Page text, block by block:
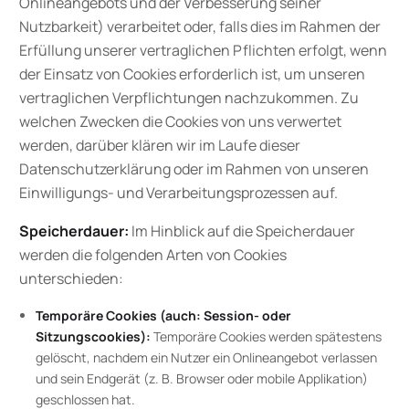
Nutzbarkeit) verarbeitet oder, falls dies im Rahmen der
Erfüllung unserer vertraglichen Pflichten erfolgt, wenn
der Einsatz von Cookies erforderlich ist, um unseren
vertraglichen Verpflichtungen nachzukommen. Zu
welchen Zwecken die Cookies von uns verwertet
werden, darüber klären wir im Laufe dieser
Datenschutzerklärung oder im Rahmen von unseren
Einwilligungs- und Verarbeitungsprozessen auf.
Speicherdauer: Im Hinblick auf die Speicherdauer
werden die folgenden Arten von Cookies
unterschieden:
Temporäre Cookies (auch: Session- oder
Sitzungscookies): Temporäre Cookies werden spätestens
gelöscht, nachdem ein Nutzer ein Onlineangebot verlassen
und sein Endgerät (z. B. Browser oder mobile Applikation)
geschlossen hat.